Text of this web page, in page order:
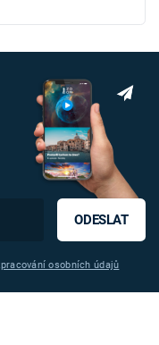
ODESLAT
osobních údajů